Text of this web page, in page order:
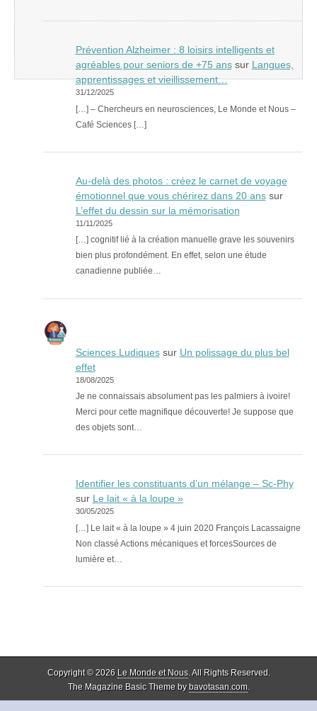
Prévention Alzheimer : 8 loisirs intelligents et
agréables pour seniors de +75 anssur Langues,
apprentissages et vieillissement…
31/12/2025
[…] – Chercheurs en neurosciences, Le Monde et Nous –
Café Sciences […]
Au-delà des photos : créez le carnet de voyage
émotionnel que vous chérirez dans 20 anssur
L’effet du dessin sur la mémorisation
11/11/2025
[…] cognitif lié à la création manuelle grave les souvenirs
bien plus profondément. En effet, selon une étude
canadienne publiée…
Sciences Ludiquessur Un polissage du plus bel
effet
18/08/2025
Je ne connaissais absolument pas les palmiers à ivoire!
Merci pour cette magnifique découverte! Je suppose que
des objets sont…
Identifier les constituants d’un mélange – Sc-Phy
sur Le lait « à la loupe »
30/05/2025
[…] Le lait « à la loupe » 4 juin 2020 François Lacassaigne
Non classé Actions mécaniques et forcesSources de
lumière et…
Copyright © 2026 Le Monde et Nous. All Rights Reserved.
The Magazine Basic Theme bybavotasan.com.